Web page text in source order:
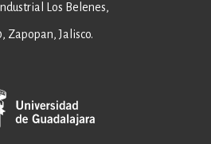
Los Belenes,
Zapopan, Jalisco.